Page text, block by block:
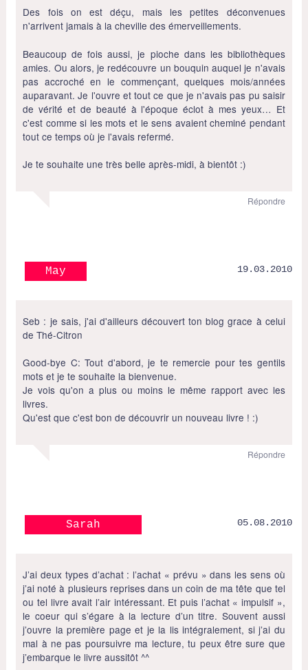
Des fois on est déçu, mais les petites déconvenues
n'arrivent jamais à la cheville des émerveillements.
Beaucoup de fois aussi, je pioche dans les bibliothèques
amies. Ou alors, je redécouvre un bouquin auquel je n'avais
pas accroché en le commençant, quelques mois/années
auparavant. Je l'ouvre et tout ce que je n'avais pas pu saisir
de vérité et de beauté à l'époque éclot à mes yeux… Et
c'est comme si les mots et le sens avaient cheminé pendant
tout ce temps où je l'avais refermé.
Je te souhaite une très belle après-midi, à bientôt :)
Répondre
May 19.03.2010
Seb : je sais, j'ai d'ailleurs découvert ton blog grace à celui
de Thé-Citron
Good-bye C: Tout d'abord, je te remercie pour tes gentils
mots et je te souhaite la bienvenue.
Je vois qu'on a plus ou moins le même rapport avec les
livres.
Qu'est que c'est bon de découvrir un nouveau livre ! :)
Répondre
Sarah 05.08.2010
J’ai deux types d’achat : l’achat « prévu » dans les sens où
j’ai noté à plusieurs reprises dans un coin de ma tête que tel
ou tel livre avait l’air intéressant. Et puis l’achat « impulsif »,
le coeur qui s’égare à la lecture d’un titre. Souvent aussi
j’ouvre la première page et je la lis intégralement, si j’ai du
mal à ne pas poursuivre ma lecture, tu peux être sure que
j’embarque le livre aussitôt ^^